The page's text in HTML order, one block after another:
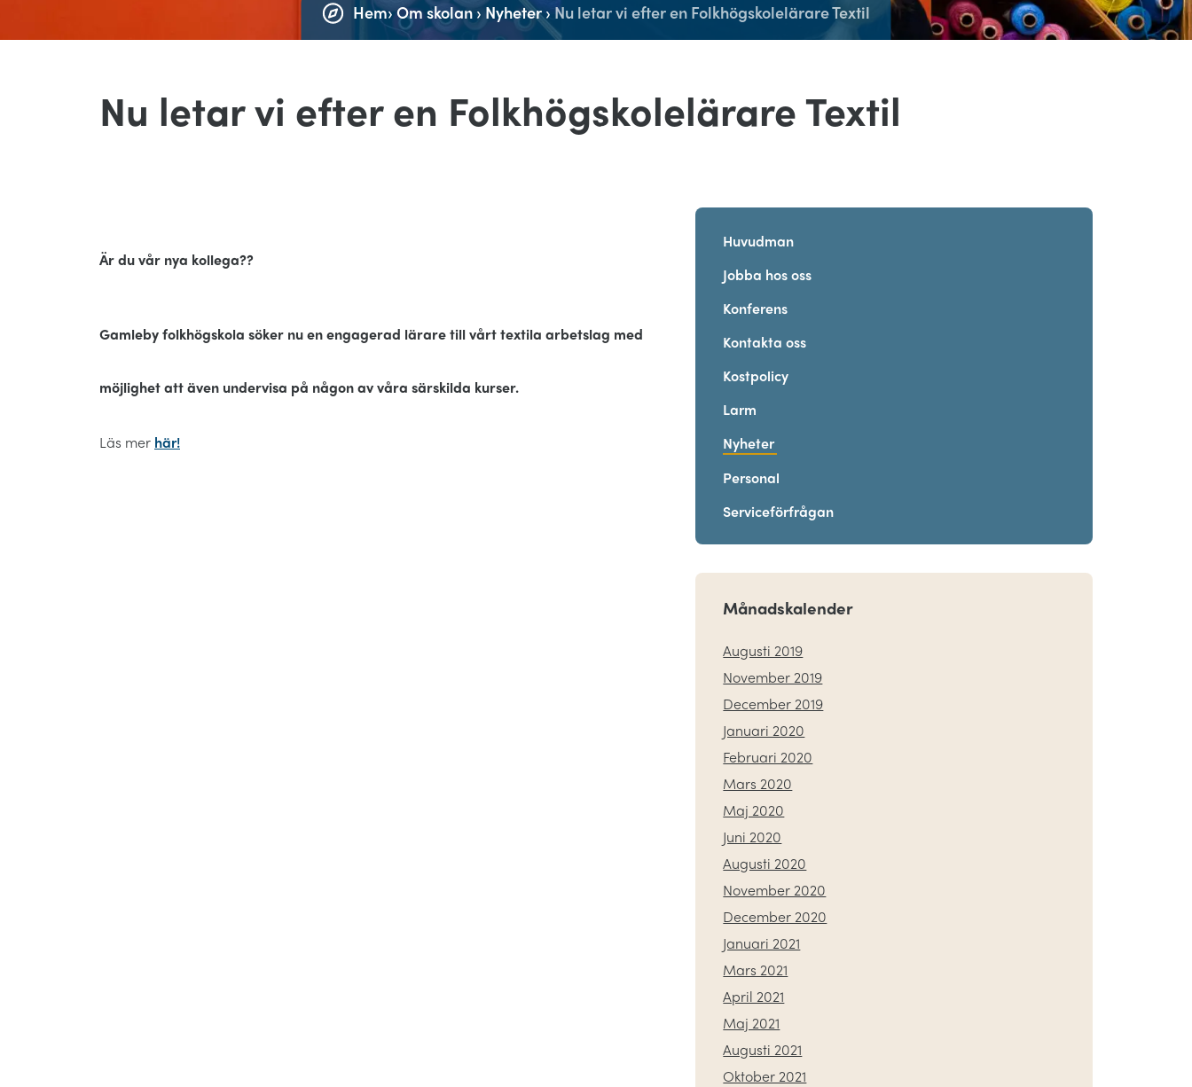
Hem›Om skolan›Nyheter›Nu letar vi efter en Folkhögskolelärare Textil
Nu letar vi efter en Folkhögskolelärare Textil
Är du vår nya kollega??
Gamleby folkhögskola söker nu en engagerad lärare till vårt textila arbetslag med
möjlighet att även undervisa på någon av våra särskilda kurser.
Läs mer här!
Huvudman
Jobba hos oss
Konferens
Kontakta oss
Kostpolicy
Larm
Nyheter
Personal
Serviceförfrågan
Månadskalender
Augusti 2019
November 2019
December 2019
Januari 2020
Februari 2020
Mars 2020
Maj 2020
Juni 2020
Augusti 2020
November 2020
December 2020
Januari 2021
Mars 2021
April 2021
Maj 2021
Augusti 2021
Oktober 2021